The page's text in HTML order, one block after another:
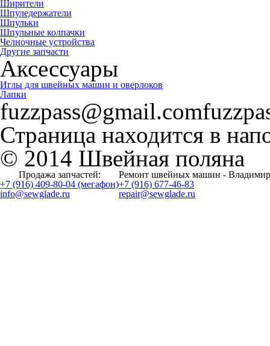
Ширители
Шпуледержатели
Шпульки
Шпульные колпачки
Челночные устройства
Другие запчасти
Аксессуары
Иглы для швейных машин и оверлоков
Лапки
Страница находится в
© 2014 Швейная поляна
Продажа запчастей:
Ремонт швейных машин -
+7 (916) 409-80-04 (мегафон)
info@sewglade.ru
+7 (916) 677-46-83
repair@sewglade.ru